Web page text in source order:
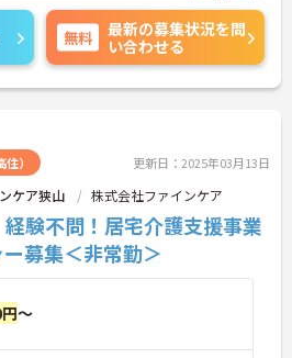
無料
最新の募集状況を問
い合わせる
） 更新日：2025年03月13日
ケア狭山 株式会社ファインケア
経験不問！居宅介護支援事業
募集＜非常勤＞
～